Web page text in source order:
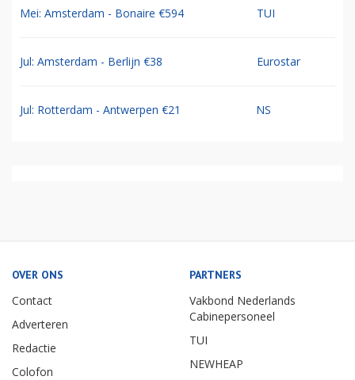
Mei: Amsterdam - Bonaire €594 TUI
Jul: Amsterdam - Berlijn €38 Eurostar
Jul: Rotterdam - Antwerpen €21 NS
OVER ONS
Contact
Adverteren
Redactie
Colofon
PARTNERS
Vakbond Nederlands
Cabinepersoneel
TUI
NEWHEAP